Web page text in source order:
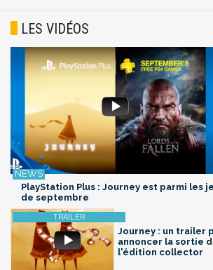
LES VIDÉOS
PlayStation Plus : Journey est parmi les
de septembre
Journey : un trailer
annoncer la sortie
l'édition collector